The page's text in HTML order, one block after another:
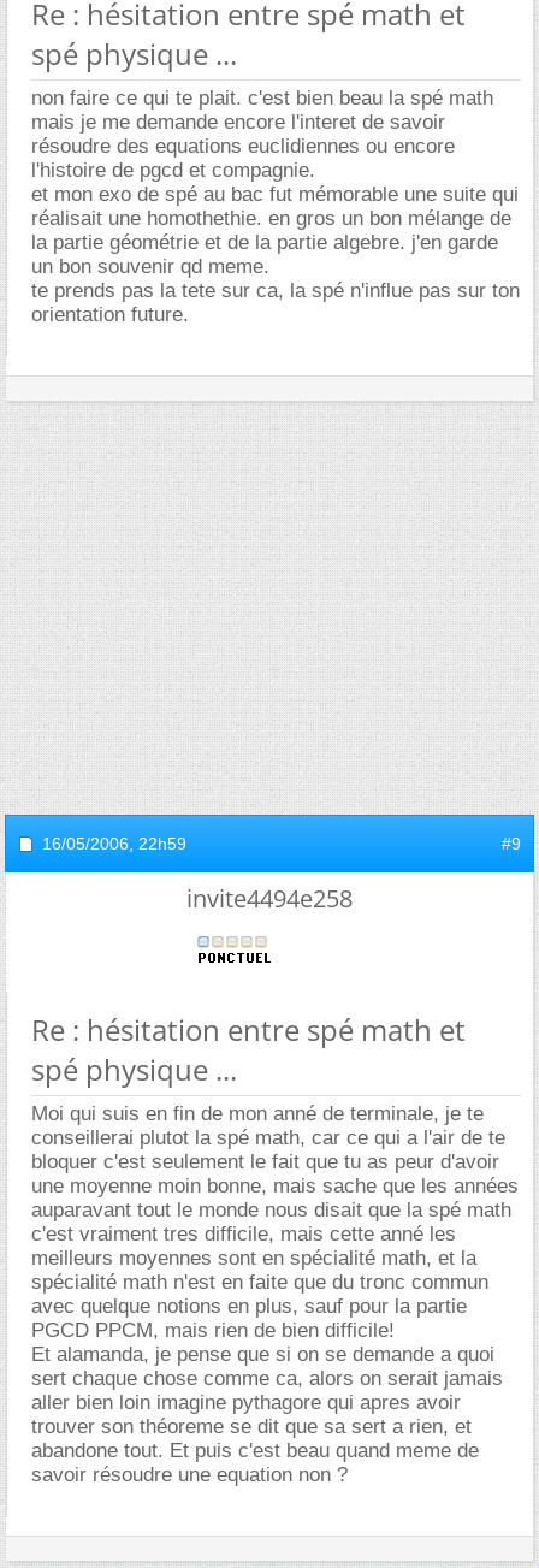
Re : hésitation entre spé math et
spé physique ...
non faire ce qui te plait. c'est bien beau la spé math
mais je me demande encore l'interet de savoir
résoudre des equations euclidiennes ou encore
l'histoire de pgcd et compagnie.
et mon exo de spé au bac fut mémorable une suite qui
réalisait une homothethie. en gros un bon mélange de
la partie géométrie et de la partie algebre. j'en garde
un bon souvenir qd meme.
te prends pas la tete sur ca, la spé n'influe pas sur ton
orientation future.
16/05/2006, 22h59 #9
invite4494e258
Re : hésitation entre spé math et
spé physique ...
Moi qui suis en fin de mon anné de terminale, je te
conseillerai plutot la spé math, car ce qui a l'air de te
bloquer c'est seulement le fait que tu as peur d'avoir
une moyenne moin bonne, mais sache que les années
auparavant tout le monde nous disait que la spé math
c'est vraiment tres difficile, mais cette anné les
meilleurs moyennes sont en spécialité math, et la
spécialité math n'est en faite que du tronc commun
avec quelque notions en plus, sauf pour la partie
PGCD PPCM, mais rien de bien difficile!
Et alamanda, je pense que si on se demande a quoi
sert chaque chose comme ca, alors on serait jamais
aller bien loin imagine pythagore qui apres avoir
trouver son théoreme se dit que sa sert a rien, et
abandone tout. Et puis c'est beau quand meme de
savoir résoudre une equation non ?